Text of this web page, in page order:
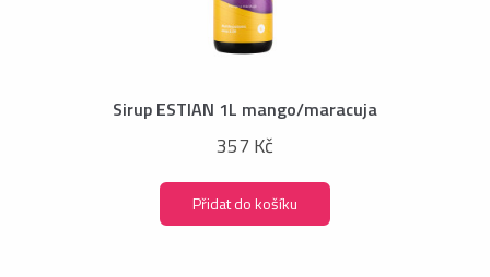
Sirup ESTIAN 1L mango/maracuja
357 Kč
Přidat do košíku